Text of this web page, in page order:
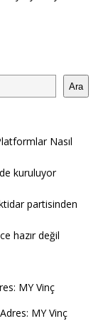
Ara
Nasıl
kuruluyor
partisinden
hazır değil
MY Vinç
MY Vinç